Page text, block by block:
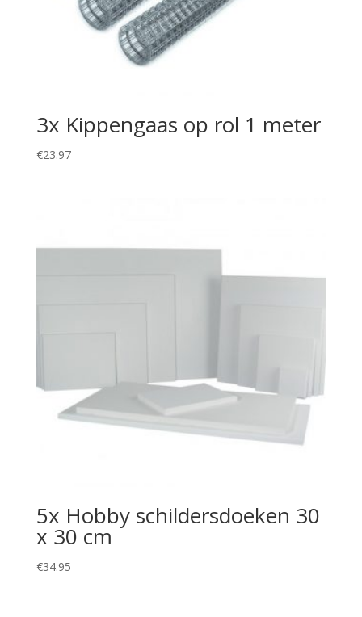
3x Kippengaas op rol 1 meter
€23.97
5x Hobby schildersdoeken 30
x 30 cm
€34.95